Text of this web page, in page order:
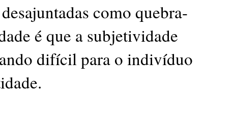
como quebra-
é que a subjetividade
difícil para o indivíduo